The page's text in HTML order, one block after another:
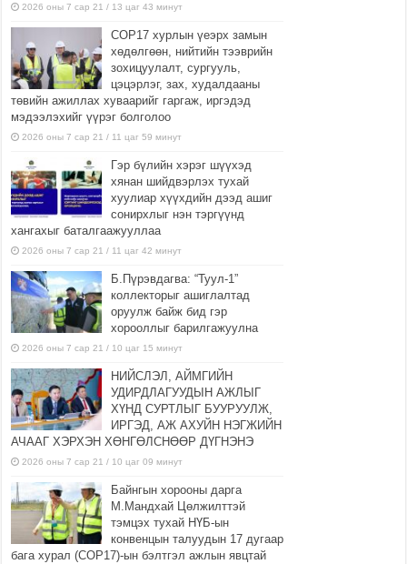
2026 оны 7 сар 21 / 13 цаг 43 минут
COP17 хурлын үеэрх замын
хөдөлгөөн, нийтийн тээврийн
зохицуулалт, сургууль,
цэцэрлэг, зах, худалдааны
төвийн ажиллах хуваарийг гаргаж, иргэдэд
мэдээлэхийг үүрэг болголоо
2026 оны 7 сар 21 / 11 цаг 59 минут
Гэр бүлийн хэрэг шүүхэд
хянан шийдвэрлэх тухай
хуулиар хүүхдийн дээд ашиг
сонирхлыг нэн тэргүүнд
хангахыг баталгаажууллаа
2026 оны 7 сар 21 / 11 цаг 42 минут
Б.Пүрэвдагва: “Туул-1”
коллекторыг ашиглалтад
оруулж байж бид гэр
хорооллыг барилгажуулна
2026 оны 7 сар 21 / 10 цаг 15 минут
НИЙСЛЭЛ, АЙМГИЙН
УДИРДЛАГУУДЫН АЖЛЫГ
ХҮНД СУРТЛЫГ БУУРУУЛЖ,
ИРГЭД, АЖ АХУЙН НЭГЖИЙН
АЧААГ ХЭРХЭН ХӨНГӨЛСНӨӨР ДҮГНЭНЭ
2026 оны 7 сар 21 / 10 цаг 09 минут
Байнгын хорооны дарга
М.Мандхай Цөлжилттэй
тэмцэх тухай НҮБ-ын
конвенцын талуудын 17 дугаар
бага хурал (СОР17)-ын бэлтгэл ажлын явцтай